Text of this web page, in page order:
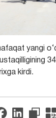
yangi
kirdi.